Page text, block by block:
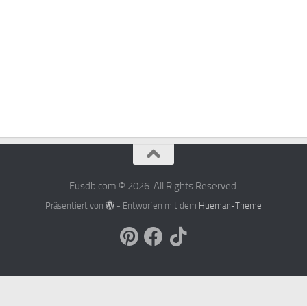
Fusdb.com © 2026. All Rights Reserved.
Präsentiert von - Entworfen mit dem Hueman-Theme